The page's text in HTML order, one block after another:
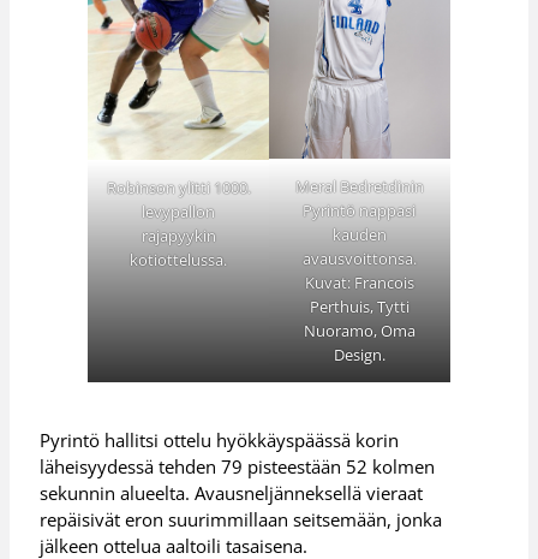
Robinson ylitti 1000.
levypallon
rajapyykin
kotiottelussa.
Meral Bedretdinin
Pyrintö nappasi
kauden
avausvoittonsa.
Kuvat: Francois
Perthuis, Tytti
Nuoramo, Oma
Design.
Pyrintö hallitsi ottelu hyökkäyspäässä korin
läheisyydessä tehden 79 pisteestään 52 kolmen
sekunnin alueelta. Avausneljänneksellä vieraat
repäisivät eron suurimmillaan seitsemään, jonka
jälkeen ottelua aaltoili tasaisena.